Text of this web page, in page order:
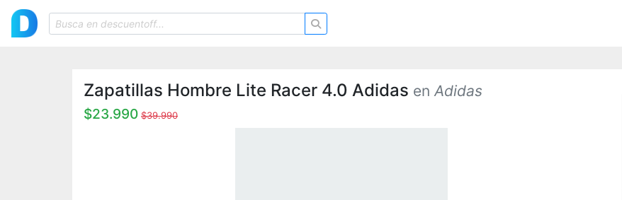
Zapatillas Hombre Lite Racer 4.0 Adidas enAdidas
$23.990 $39.990